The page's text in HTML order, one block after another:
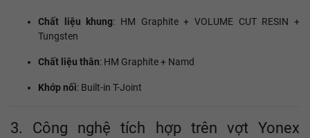
Chất liệu khung: HM Graphite + VOLUME CUT RESIN +
Tungsten
Chất liệu thân: HM Graphite + Namd
Khớp nối: Built-in T-Joint
3. Công nghệ tích hợp trên vợt Yonex